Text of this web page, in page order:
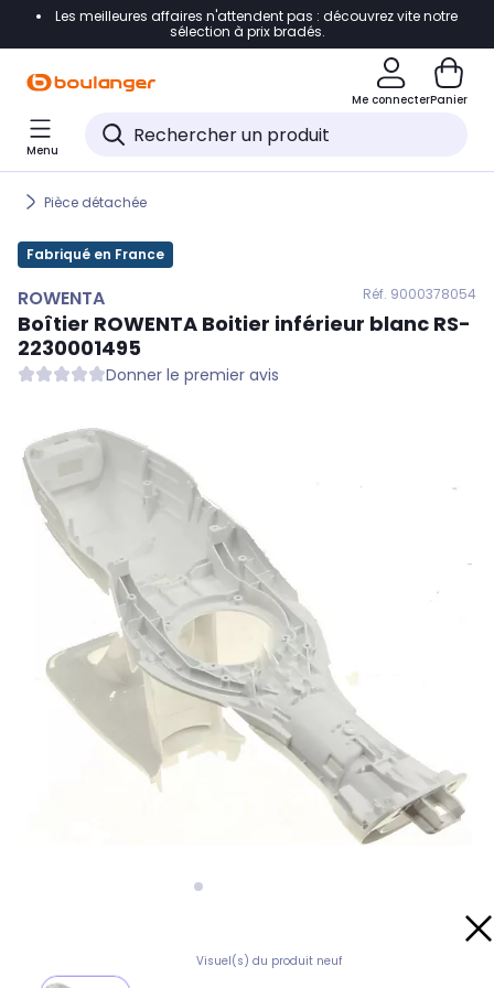
Accéder directement à la navigation
Accéder directement au pied de page
Accéder directement au chatbot
Les meilleures affaires n'attendent pas : découvrez vite notre
sélection à prix bradés.
Me connecterPanier
Menu
Pièce détachée
Fabriqué en France
ROWENTA Réf. 9000378054
Boîtier ROWENTA Boitier inférieur blanc RS-
2230001495
Donner le premier avis
Visuel(s) du produit neuf